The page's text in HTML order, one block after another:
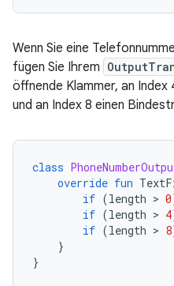
Wenn Sie eine
fügen Sie Ihrem
öffnende Klammer, an
und an Index 8 einen
class
override fun
if (length > 0
if (length > 4
if (length > 8
}
}